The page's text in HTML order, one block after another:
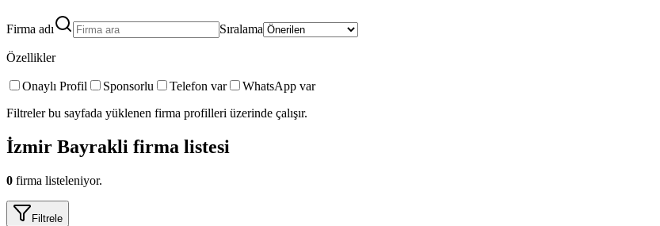
Firma adı Sıralama
Özellikler
Onaylı Profil Sponsorlu Telefon var
WhatsApp var
Filtreler bu sayfada yüklenen firma profilleri üzerinde çalışır.
İzmir Bayrakli firma listesi
0 firma listeleniyor.
Filtrele